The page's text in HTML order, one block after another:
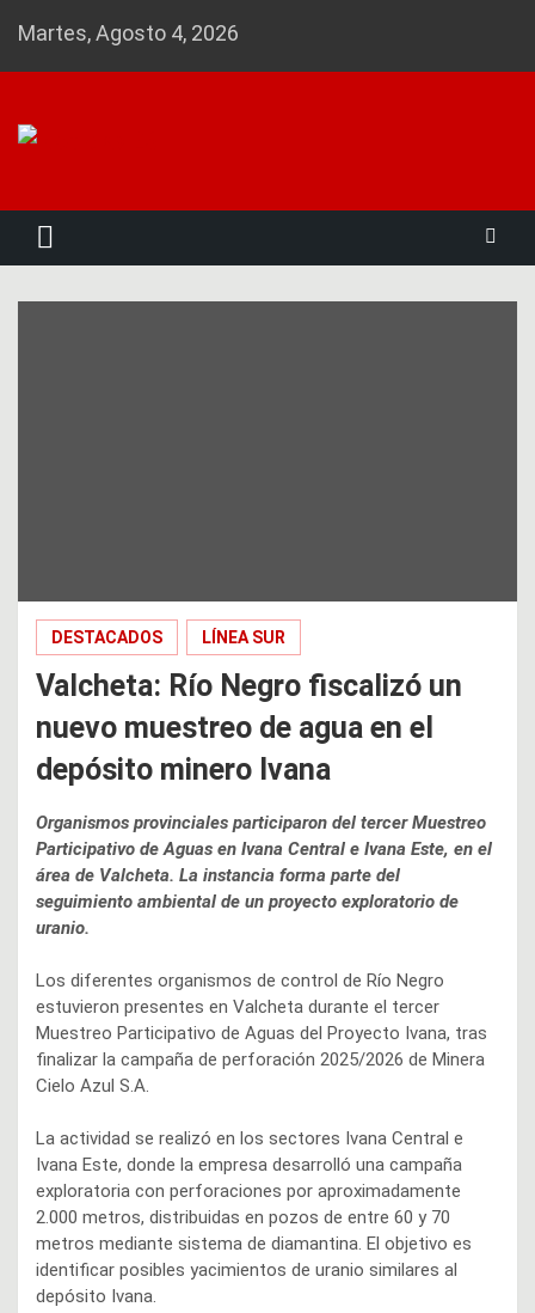
Martes, Agosto 4, 2026
DESTACADOS LÍNEA SUR
Valcheta: Río Negro fiscalizó un
nuevo muestreo de agua en el
depósito minero Ivana
Organismos provinciales participaron del tercer Muestreo
Participativo de Aguas en Ivana Central e Ivana Este, en el
área de Valcheta. La instancia forma parte del
seguimiento ambiental de un proyecto exploratorio de
uranio.
Los diferentes organismos de control de Río Negro
estuvieron presentes en Valcheta durante el tercer
Muestreo Participativo de Aguas del Proyecto Ivana, tras
finalizar la campaña de perforación 2025/2026 de Minera
Cielo Azul S.A.
La actividad se realizó en los sectores Ivana Central e
Ivana Este, donde la empresa desarrolló una campaña
exploratoria con perforaciones por aproximadamente
2.000 metros, distribuidas en pozos de entre 60 y 70
metros mediante sistema de diamantina. El objetivo es
identificar posibles yacimientos de uranio similares al
depósito Ivana.